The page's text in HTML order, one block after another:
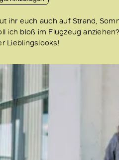
ihr euch auch auf Strand,
ich bloß im Flugzeug
Lieblingslooks!